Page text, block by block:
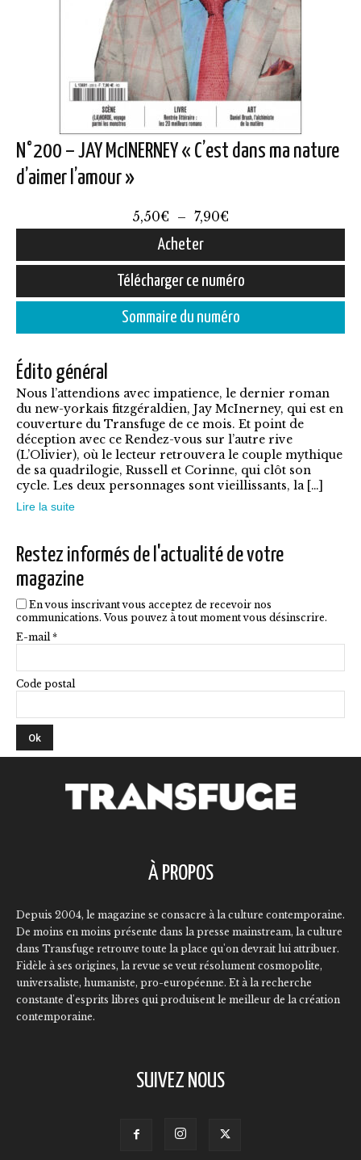
N°200 – JAY McINERNEY « C’est dans ma nature
d’aimer l’amour »
5,50€ – 7,90€
prix :
5,50€
à
7,90€
Acheter
produit
variations.
Les
options
peuvent
être
choisies
la
page
du
produit
Télécharger ce numéro
Sommaire du numéro
Édito général
Nous l’attendions avec impatience, le dernier roman
du new-yorkais fitzgéraldien, Jay McInerney, qui est en
couverture du Transfuge de ce mois. Et point de
déception avec ce Rendez-vous sur l’autre rive
(L’Olivier), où le lecteur retrouvera le couple mythique
de sa quadrilogie, Russell et Corinne, qui clôt son
cycle. Les deux personnages sont vieillissants, la […]
Lire la suite
Restez informés de l'actualité de votre
magazine
En vous inscrivant vous acceptez de recevoir nos
communications. Vous pouvez à tout moment vous désinscrire.
E-mail *
Code postal
À PROPOS
Depuis 2004, le magazine se consacre à la culture contemporaine.
De moins en moins présente dans la presse mainstream, la culture
dans Transfuge retrouve toute la place qu'on devrait lui attribuer.
Fidèle à ses origines, la revue se veut résolument cosmopolite,
universaliste, humaniste, pro-européenne. Et à la recherche
constante d'esprits libres qui produisent le meilleur de la création
contemporaine.
SUIVEZ NOUS